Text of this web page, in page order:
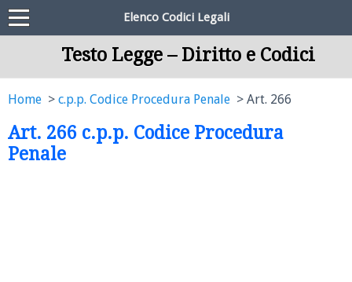
Elenco Codici Legali
Testo Legge – Diritto e Codici
Home c.p.p. Codice Procedura Penale Art. 266
Art. 266 c.p.p. Codice Procedura
Penale